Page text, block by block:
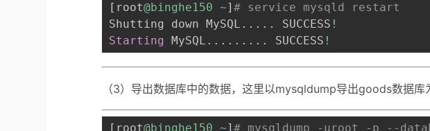
[ root@binghe150 ~]# service mysqld restart
Shutting down MySQL . . . . . SUCCESS !
Starting
MySQL . . . . . . . . . SUCCESS !
（3）导出数据库中的数据，这里以mysqldump导出goods数据库
[ root@binghe150 ~]# mysqldump -uroot -p --